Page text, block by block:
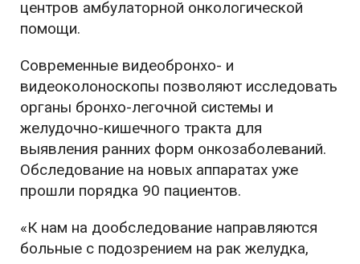
центров амбулаторной онкологической
помощи.
Современные видеобронхо- и
видеоколоноскопы позволяют исследовать
органы бронхо-легочной системы и
желудочно-кишечного тракта для
выявления ранних форм онкозаболеваний.
Обследование на новых аппаратах уже
прошли порядка 90 пациентов.
«К нам на дообследование направляются
больные с подозрением на рак желудка,